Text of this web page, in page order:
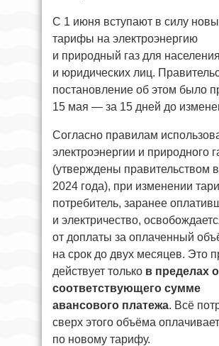
С 1 июня вступают в силу
тарифы на электроэнергию
и природный газ для населения
и юридических лиц.
постановление об этом было
15 мая — за 15 дней до
Согласно правилам
электроэнергии и природного
(утверждены правительством
2024 года), при изменении
потребитель, заранее
и электричество,
от доплаты за оплаченный
на срок до двух месяцев. Это
действует только в пределах
соответствующего сумме
авансового платежа. Всё
сверх этого объёма
по новому тарифу.